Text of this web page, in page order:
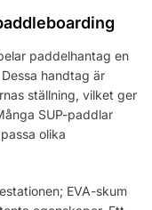
paddelhantag en
handtag är
ställning, vilket ger
SUP-paddlar
olika
EVA-skum